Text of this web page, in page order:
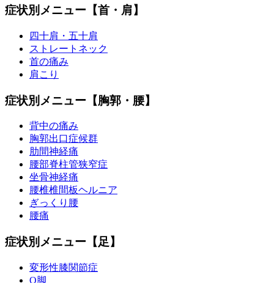
症状別メニュー【首・肩】
四十肩・五十肩
ストレートネック
首の痛み
肩こり
症状別メニュー【胸郭・腰】
背中の痛み
胸郭出口症候群
肋間神経痛
腰部脊柱管狭窄症
坐骨神経痛
腰椎椎間板ヘルニア
ぎっくり腰
腰痛
症状別メニュー【足】
変形性膝関節症
O脚